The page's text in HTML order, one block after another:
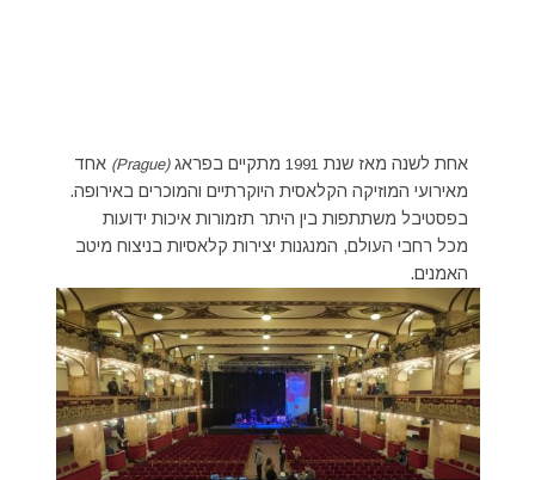
אחת לשנה מאז שנת 1991 מתקיים בפראג(Prague)
אחד
מאירועי המוזיקה הקלאסית היוקרתיים והמוכרים באירופה.
בפסטיבל משתתפות בין היתר תזמורות איכות ידועות
מכל רחבי העולם, המנגנות יצירות קלאסיות בניצוח מיטב
האמנים.